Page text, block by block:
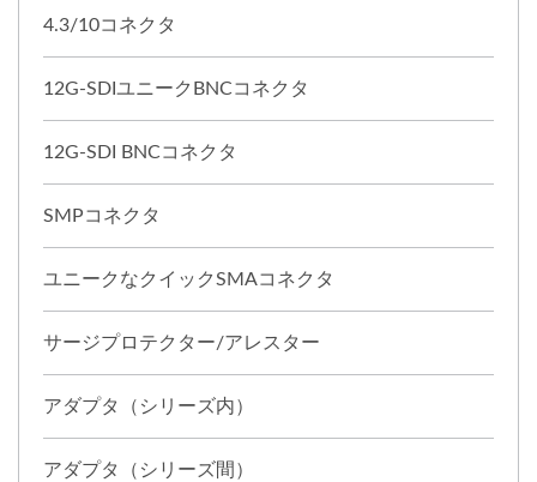
4.3/10コネクタ
12G-SDIユニークBNCコネクタ
12G-SDI BNCコネクタ
SMPコネクタ
ユニークなクイックSMAコネクタ
サージプロテクター/アレスター
アダプタ（シリーズ内）
アダプタ（シリーズ間）